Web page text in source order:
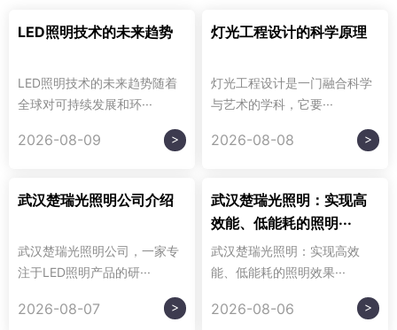
LED照明技术的未来趋势
LED照明技术的未来趋势随着
全球对可持续发展和环···
2026-08-09 >
灯光工程设计的科学原理
灯光工程设计是一门融合科学
与艺术的学科，它要···
2026-08-08 >
武汉楚瑞光照明公司介绍
武汉楚瑞光照明公司，一家专
注于LED照明产品的研···
2026-08-07 >
武汉楚瑞光照明：实现高
效能、低能耗的照明···
武汉楚瑞光照明：实现高效
能、低能耗的照明效果···
2026-08-06 >